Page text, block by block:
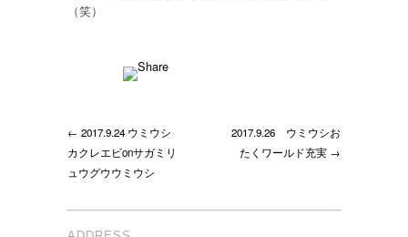
（笑）
← 2017.9.24 ウミウシ
カクレエビonサガミリ
ュウグウウミウシ
2017.9.26 ウミウシお
たくワールド充実 →